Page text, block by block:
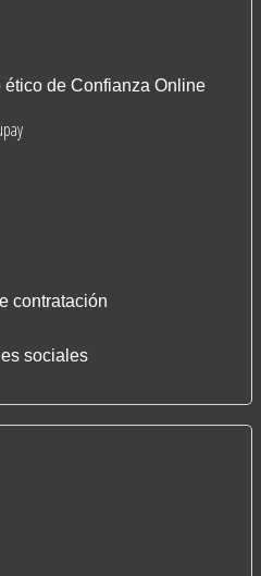
de Confianza Online
contratación
sociales